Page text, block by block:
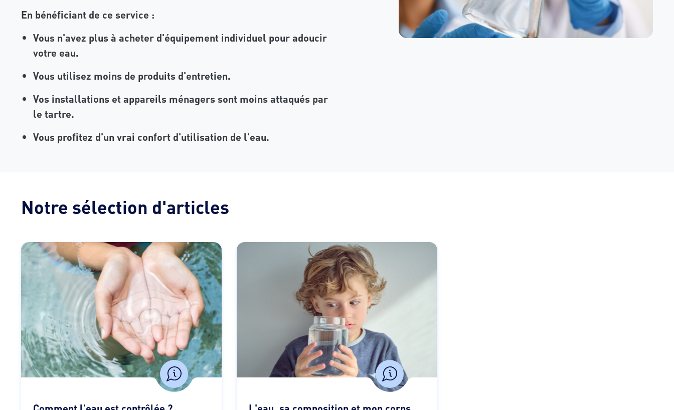
En bénéficiant de ce service :
Vous n'avez plus à acheter d'équipement individuel pour adoucir
votre eau.
Vous utilisez moins de produits d'entretien.
Vos installations et appareils ménagers sont moins attaqués par
le tartre.
Vous profitez d'un vrai confort d'utilisation de l'eau.
Notre sélection d'articles